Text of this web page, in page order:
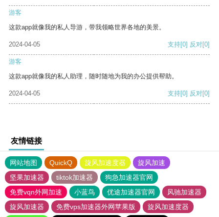
游客
这款app就像我的私人导游，带我领略世界各地的美景。
2024-04-05 支持[0] 反对[0]
游客
这款app就像我的私人助理，随时随地为我的办公提供帮助。
2024-04-05 支持[0] 反对[0]
友情链接
网站地图 QuickQ 旋风加速度器
旋风加速
坚果加速器
tiktok加速器
狗急加速器官网
免费vqn外网加速
小蓝鸟 优途加速器官网
风驰加速器
旋风加速器
免费vps加速器外网苹果版
旋风加速度器